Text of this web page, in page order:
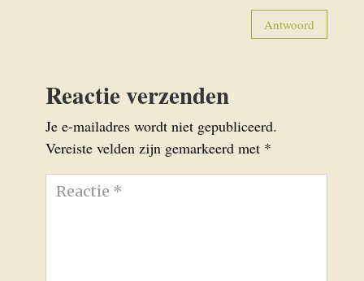
Antwoord
Reactie verzenden
Je e-mailadres wordt niet gepubliceerd.
Vereiste velden zijn gemarkeerd met *